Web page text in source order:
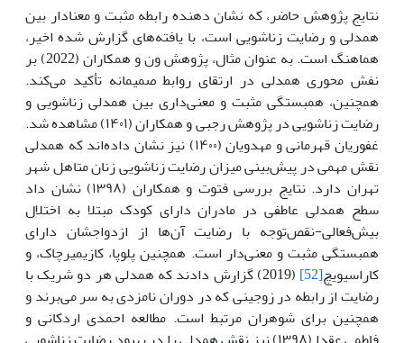
نتایج پژوهش حاضر، که نشان دهنده رابطه مثبت و معنادار بین
همدلی و رضایت زناشویی است، با یافته‌های گزارش شده اخیر،
هماهنگ است. به عنوان مثال، پژوهش ون و همکاران (2022) بر
نفش محوری همدلی در ارتقای روابط صمیمانه تأکید می‌کند.
همچنین، همبستگی مثبت و معنی‌داری بین همدلی زناشویی و
رضایت زناشویی در پژوهش رجبی و همکاران (۱۴۰۱) مشاهده شد.
غفوریان قهرمانی و مهدویان (۱۴۰۰) نیز نشان داده‌اند که همدلی
نقش مهمی در پیش‌بینی میزان رضایت زناشویی زنان متاهل شهر
تهران دارد. نتایج بررسی فتوت و همکاران (۱۳۹۸) نشان داد
سطح همدلی عاطفی در مادران دارای کودک مبتلا به اختلال
بیش‌فعالی-نقص‌توجه با رضایت آن‌ها از ازدواجشان دارای
همبستگی مثبت و معنی‌دار است. همچنین پلوپا، کازیمیرچاک، و
کاراسیویچ[52]
(2019) گزارش دادند که همدلی هر دو شریک با
رضایت از رابطه در زوجینی که در دوران نامزدی به سر می‌برند و
همچنین برای شوهران مرتبط است. مطالعه احمدی اردکانی و